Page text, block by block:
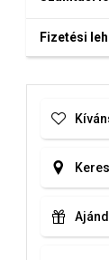
Fizetési